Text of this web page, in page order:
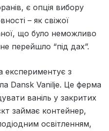
є опція вибору
– як свіжої
що було неможливо
перейшло “під дах”.
експериментує з
Dansk Vanilje. Це ферма
ваніль у закритих
займає контейнер,
освітленням,